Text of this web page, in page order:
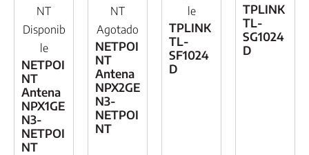
NT
Disponib
le
NETPOI
NT
Antena
NPX1GE
N3-
NETPOI
NT
NT
Agotado
NETPOI
NT
Antena
NPX2GE
N3-
NETPOI
NT
le
TPLINK
TL-
SF1024
D
TPLINK
TL-
SG1024
D